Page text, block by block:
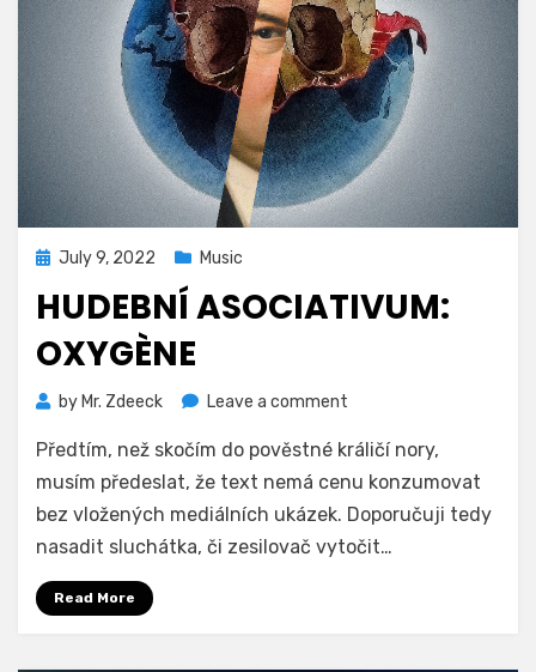
Posted
July 9, 2022 Music
HUDEBNÍ ASOCIATIVUM:
OXYGÈNE
by Mr. Zdeeck Leave a comment
asociativum:
Oxygène
Předtím, než skočím do pověstné králičí nory,
musím předeslat, že text nemá cenu konzumovat
bez vložených mediálních ukázek. Doporučuji tedy
nasadit sluchátka, či zesilovač vytočit…
Read More